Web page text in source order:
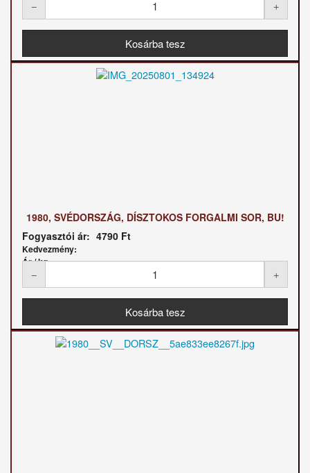
1980, SVÉDORSZÁG, DÍSZTOKOS FORGALMI SOR, BU!
Fogyasztói ár: 4790 Ft
Kedvezmény:
Ár / kg: